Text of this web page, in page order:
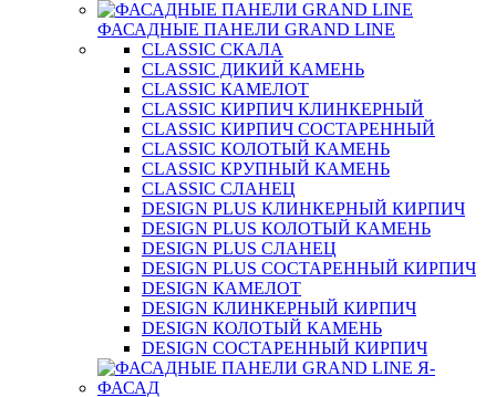
ФАСАДНЫЕ ПАНЕЛИ GRAND LINE
CLASSIC СКАЛА
CLASSIC ДИКИЙ КАМЕНЬ
CLASSIC КАМЕЛОТ
CLASSIC КИРПИЧ КЛИНКЕРНЫЙ
CLASSIC КИРПИЧ СОСТАРЕННЫЙ
CLASSIC КОЛОТЫЙ КАМЕНЬ
CLASSIC КРУПНЫЙ КАМЕНЬ
CLASSIC СЛАНЕЦ
DESIGN PLUS КЛИНКЕРНЫЙ КИРПИЧ
DESIGN PLUS КОЛОТЫЙ КАМЕНЬ
DESIGN PLUS СЛАНЕЦ
DESIGN PLUS СОСТАРЕННЫЙ КИРПИЧ
DESIGN КАМЕЛОТ
DESIGN КЛИНКЕРНЫЙ КИРПИЧ
DESIGN КОЛОТЫЙ КАМЕНЬ
DESIGN СОСТАРЕННЫЙ КИРПИЧ